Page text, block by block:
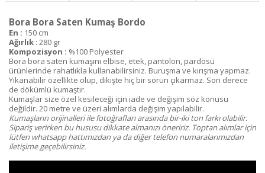
Bora Bora Saten Kumaş Bordo
En : 150 cm
Ağırlık : 280 gr
Kompozisyon : %100 Polyester
Bora bora saten kumaşını elbise, etek, pantolon, pardösü
ürünlerinde rahatlıkla kullanabilirsiniz. Buruşma ve kırışma yapmaz.
Yıkanabilir özellikte olup, dikişte hiç bir sorun çıkarmaz. Son derece
de dökümlü kumaştır.
Kumaşlar size özel kesileceği için iade ve değişim söz konusu
değildir. 20 metre ve üzeri alımlarda değişim yapılabilir.
Kumaşların orijinalleri ile fotoğrafları arasında bir-iki ton farkı olabilir.
Sipariş verirken bu hususu dikkate almanızı öneririz. Toptan alımlar için
lütfen whatsapp hattımızdan ya da diğer telefon numaralarımızdan
iletişime geçebilirsiniz.